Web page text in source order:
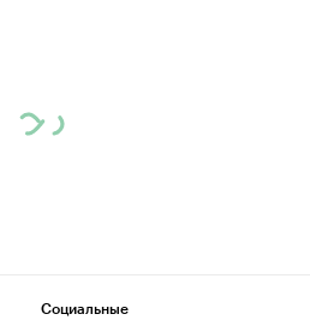
Социальные